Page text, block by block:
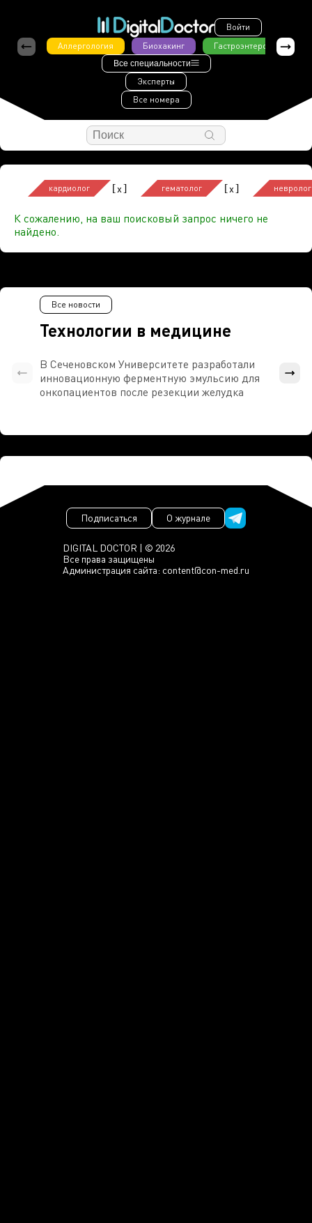
Войти
Аллергология
Биохакинг Гастроэнтерология
Все специальности
Эксперты
Все номера
кардиолог [x] гематолог [x] невролог
К сожалению, на ваш поисковый запрос ничего не
найдено.
Технологии в медицине
Все новости
В Сеченовском Университете разработали
инновационную ферментную эмульсию для
онкопациентов после резекции желудка
DIGITAL DOCTOR | © 2026
Все права защищены
Администрация сайта: content@con-med.ru
Подписаться О журнале